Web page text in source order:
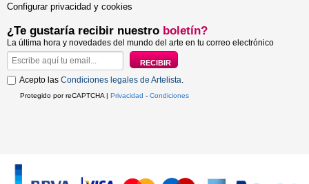
Configurar privacidad y cookies
¿Te gustaría recibir nuestro boletín?
La última hora y novedades del mundo del arte en tu correo electrónico
Acepto las Condiciones legales de Artelista.
Protegido por reCAPTCHA | Privacidad - Condiciones